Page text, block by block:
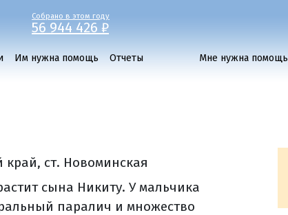
Собрано в этом году
56 944 426 ₽
Им нужна помощь Отчеты Мне нужна помощь
край, ст. Новоминская
сына Никиту. У мальчика
паралич и множество